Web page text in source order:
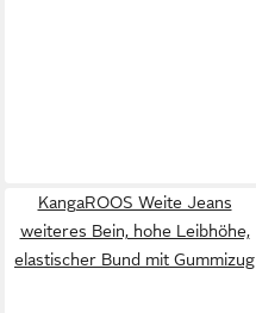
KangaROOS Weite Jeans
weiteres Bein, hohe Leibhöhe,
elastischer Bund mit Gummizug